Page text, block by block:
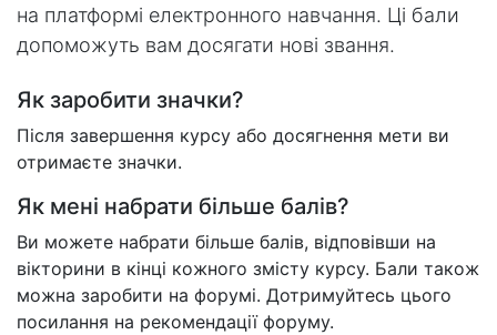
на платформі електронного навчання. Ці бали
допоможуть вам досягати нові звання.
Як заробити значки?
Після завершення курсу або досягнення мети ви
отримаєте значки.
Як мені набрати більше балів?
Ви можете набрати більше балів, відповівши на
вікторини в кінці кожного змісту курсу. Бали також
можна заробити на форумі. Дотримуйтесь цього
посилання на рекомендації форуму.